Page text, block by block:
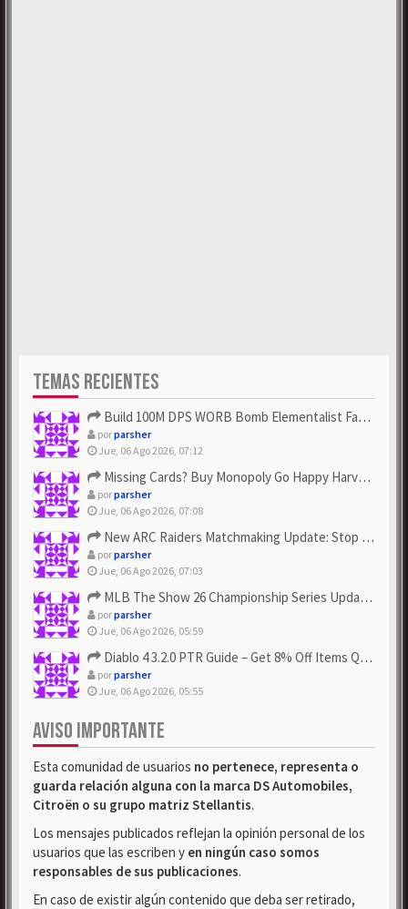
TEMAS RECIENTES
Build 100M DPS WORB Bomb Elementalist Fast - Grab POE Curren...
porparsher
Jue, 06 Ago 2026, 07:12
Missing Cards? Buy Monopoly Go Happy Harvest with Looney Tun...
porparsher
Jue, 06 Ago 2026, 07:08
New ARC Raiders Matchmaking Update: Stop Failed - Grab Bluep...
porparsher
Jue, 06 Ago 2026, 07:03
MLB The Show 26 Championship Series Update! Get Cheap & ...
porparsher
Jue, 06 Ago 2026, 05:59
Diablo 4 3.2.0 PTR Guide – Get 8% Off Items Quickly to Test ...
porparsher
Jue, 06 Ago 2026, 05:55
AVISO IMPORTANTE
Esta comunidad de usuarios no pertenece, representa o
guarda relación alguna con la marca DS Automobiles,
Citroën o su grupo matriz Stellantis.
Los mensajes publicados reflejan la opinión personal de los
usuarios que las escriben y en ningún caso somos
responsables de sus publicaciones.
En caso de existir algún contenido que deba ser retirado,